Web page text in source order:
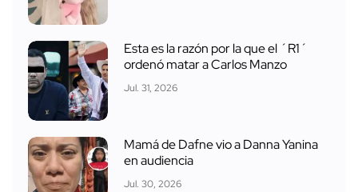
Esta es la razón por la que el ´R1´
ordenó matar a Carlos Manzo
Jul. 31, 2026
Mamá de Dafne vio a Danna Yanina
en audiencia
Jul. 30, 2026